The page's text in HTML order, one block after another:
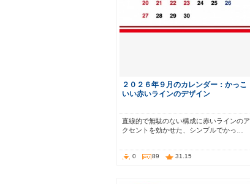
２０２６年９月のカレンダー：かっこ
いい赤いラインのデザイン
直線的で無駄のない構成に赤いラインのア
クセントを効かせた、シンプルでかっ…
0 89 31.15